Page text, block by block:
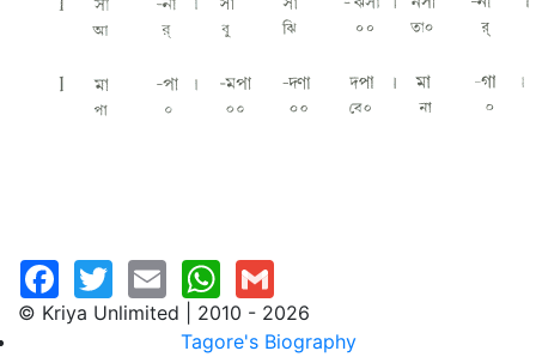
© Kriya Unlimited | 2010 - 2026
Tagore's Biography